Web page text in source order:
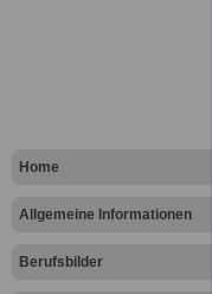
Home
Allgemeine Informationen
Berufsbilder